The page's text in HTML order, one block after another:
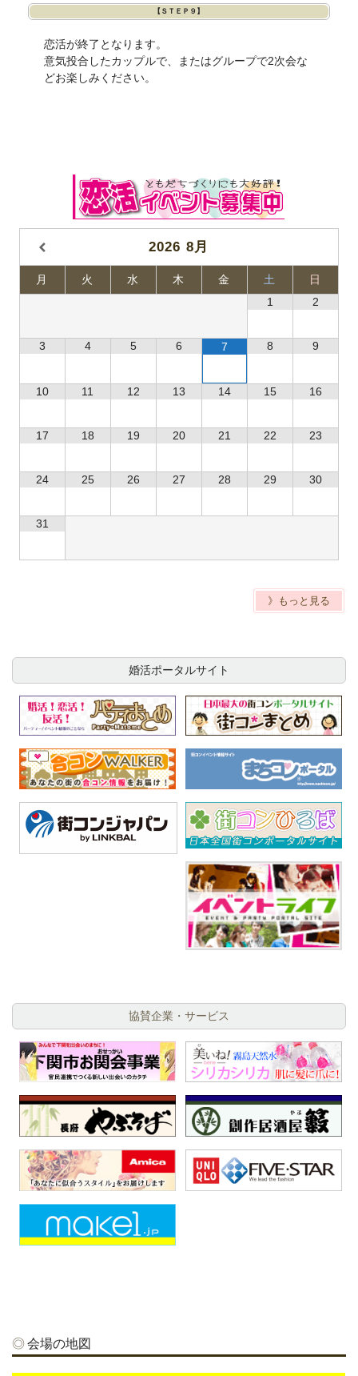
【ＳＴＥＰ９】
恋活が終了となります。
意気投合したカップルで、またはグループで2次会な
どお楽しみください。
2026 8月
月 火 水 木 金 土
日
1
2
3 4 5 6 7 8 9
10 11 12 13 14 15 16
17 18 19 20 21 22 23
24 25 26 27 28 29 30
31
》もっと見る
婚活ポータルサイト
協賛企業・サービス
会場の地図